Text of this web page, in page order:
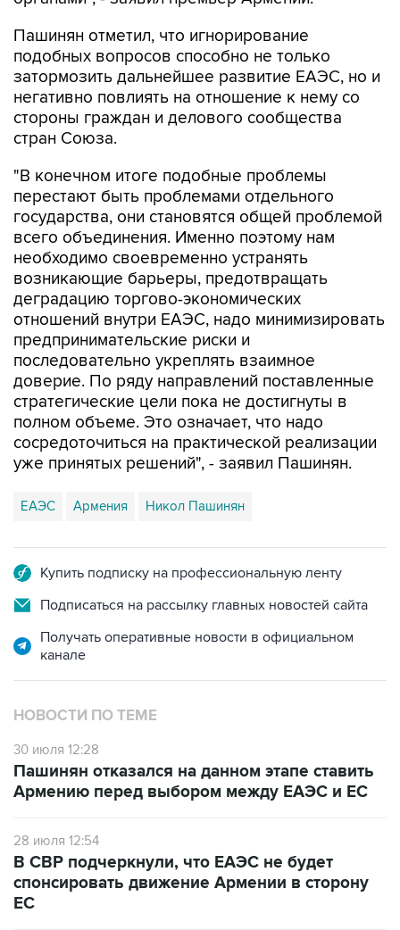
Пашинян отметил, что игнорирование
подобных вопросов способно не только
затормозить дальнейшее развитие ЕАЭС, но и
негативно повлиять на отношение к нему со
стороны граждан и делового сообщества
стран Союза.
"В конечном итоге подобные проблемы
перестают быть проблемами отдельного
государства, они становятся общей проблемой
всего объединения. Именно поэтому нам
необходимо своевременно устранять
возникающие барьеры, предотвращать
деградацию торгово-экономических
отношений внутри ЕАЭС, надо минимизировать
предпринимательские риски и
последовательно укреплять взаимное
доверие. По ряду направлений поставленные
стратегические цели пока не достигнуты в
полном объеме. Это означает, что надо
сосредоточиться на практической реализации
уже принятых решений", - заявил Пашинян.
ЕАЭС Армения Никол Пашинян
Купить подписку на профессиональную ленту
Подписаться на рассылку главных новостей сайта
Получать оперативные новости в официальном
канале
НОВОСТИ ПО ТЕМЕ
30 июля 12:28
Пашинян отказался на данном этапе ставить
Армению перед выбором между ЕАЭС и ЕС
28 июля 12:54
В СВР подчеркнули, что ЕАЭС не будет
спонсировать движение Армении в сторону
ЕС